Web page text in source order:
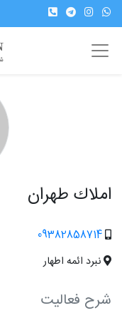
املاك طهران
09382858714
نبرد ائمه اطهار
شرح فعالیت